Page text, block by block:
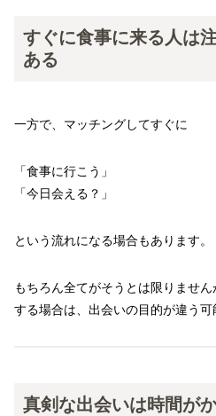
すぐに食事に来る人は
ある
一方で、マッチングしてすぐに
「食事に行こう」
「今日会える？」
という流れになる場合もあります。
もちろん全てがそうとは限りませ
する場合は、出会いの目的が違う可
真剣な出会いは時間が